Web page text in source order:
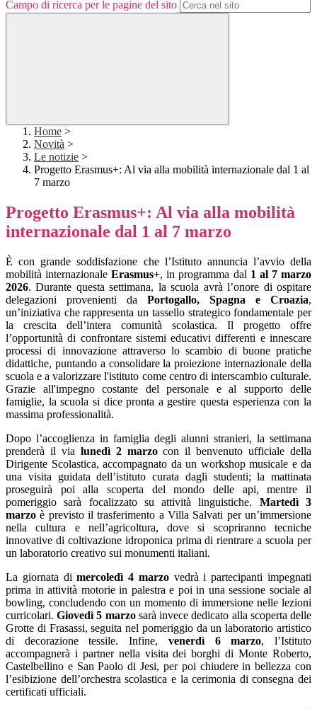
Campo di ricerca per le pagine del sito
Home >
Novità >
Le notizie >
Progetto Erasmus+: Al via alla mobilità internazionale dal 1 al
7 marzo
Progetto Erasmus+: Al via alla mobilità
internazionale dal 1 al 7 marzo
È con grande soddisfazione che l’Istituto annuncia l’avvio della
mobilità internazionaleErasmus+, in programma dal 1 al 7 marzo
2026. Durante questa settimana, la scuola avrà l’onore di ospitare
delegazioni provenienti da Portogallo, Spagna e Croazia,
un’iniziativa che rappresenta un tassello strategico fondamentale per
la crescita dell’intera comunità scolastica. Il progetto offre
l’opportunità di confrontare sistemi educativi differenti e innescare
processi di innovazione attraverso lo scambio di buone pratiche
didattiche, puntando a consolidare la proiezione internazionale della
scuola e a valorizzare l'istituto come centro di interscambio culturale.
Grazie all'impegno costante del personale e al supporto delle
famiglie, la scuola si dice pronta a gestire questa esperienza con la
massima professionalità.
Dopo l’accoglienza in famiglia degli alunni stranieri, la settimana
prenderà il via lunedì 2 marzocon il benvenuto ufficiale della
Dirigente Scolastica, accompagnato da un workshop musicale e da
una visita guidata dell’istituto curata dagli studenti; la mattinata
proseguirà poi alla scoperta del mondo delle api, mentre il
pomeriggio sarà focalizzato su attività linguistiche. Martedì 3
marzo è previsto il trasferimento a Villa Salvati per un’immersione
nella cultura e nell’agricoltura, dove si scopriranno tecniche
innovative di coltivazione idroponica prima di rientrare a scuola per
un laboratorio creativo sui monumenti italiani.
La giornata dimercoledì 4 marzovedrà i partecipanti impegnati
prima in attività motorie in palestra e poi in una sessione sociale al
bowling, concludendo con un momento di immersione nelle lezioni
curricolari.Giovedì 5 marzosarà invece dedicato alla scoperta delle
Grotte di Frasassi, seguita nel pomeriggio da un laboratorio artistico
di decorazione tessile. Infine, venerdì 6 marzo, l’Istituto
accompagnerà i partner nella visita dei borghi di Monte Roberto,
Castelbellino e San Paolo di Jesi, per poi chiudere in bellezza con
l’esibizione dell’orchestra scolastica e la cerimonia di consegna dei
certificati ufficiali.